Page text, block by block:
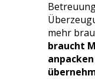
möchte,
wieder
mehr
braucht